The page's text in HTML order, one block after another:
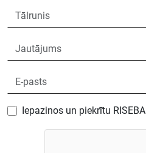
Iepazinos un piekrītu RISEBA